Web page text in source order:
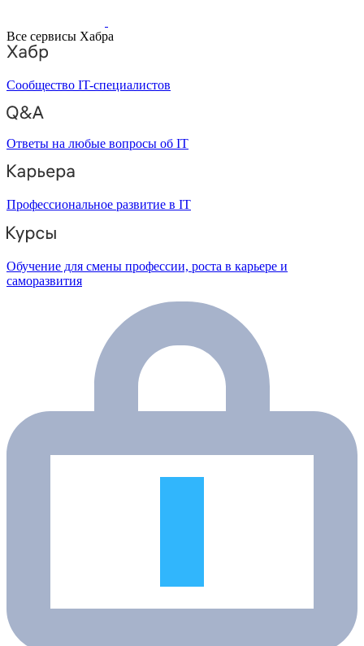
Все сервисы Хабра
Сообщество IT-специалистов
Ответы на любые вопросы об IT
Профессиональное развитие в IT
Обучение для смены профессии, роста в карьере и
саморазвития